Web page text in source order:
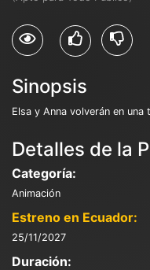
Sinopsis
Elsa y Anna volverán en
Detalles de la
Categoría:
Animación
Estreno en Ecuador:
25/11/2027
Duración: